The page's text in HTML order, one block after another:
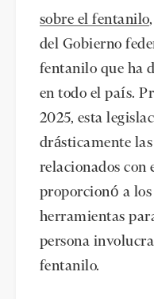
sobre el fentanilo
del Gobierno
fentanilo que ha
en todo el país.
2025, esta
drásticamente
relacionados con
proporcionó a los
herramientas
persona
fentanilo.